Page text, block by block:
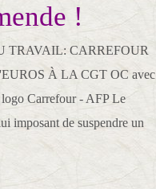
!
TRAVAIL: CARREFOUR
À LA CGT OC avec
Carrefour - AFP Le
imposant de suspendre un